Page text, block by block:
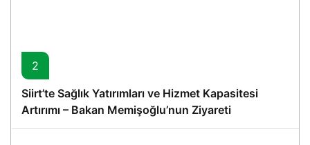
2
Siirt’te Sağlık Yatırımları ve Hizmet Kapasitesi
Artırımı – Bakan Memişoğlu’nun Ziyareti